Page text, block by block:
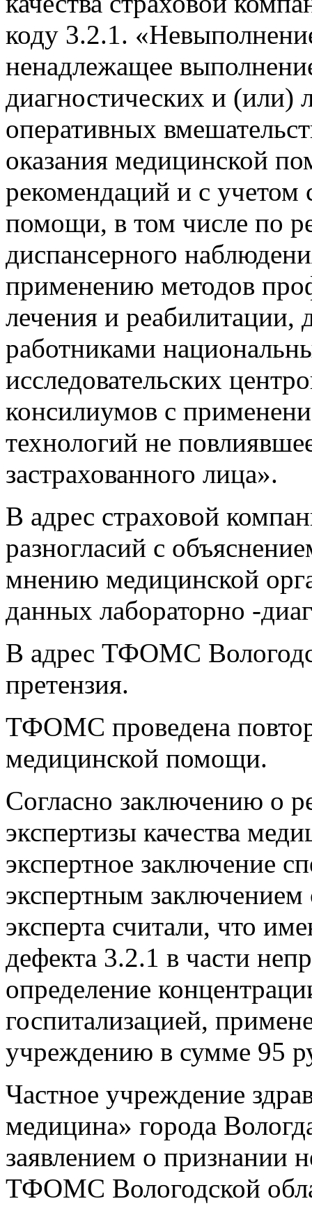
коду 3.2.1.
ненадлежащее
диагностических и (или)
оперативных
оказания медицинской
рекомендаций и с учетом
помощи, в том числе по
диспансерного
применению методов
лечения и
работниками
исследовательских
консилиумов с
технологий не
застрахованного лица».
В адрес страховой
разногласий с
мнению медицинской
данных лабораторно -
В адрес ТФОМС
претензия.
ТФОМС проведена
медицинской помощи.
Согласно заключению о
экспертизы качества
экспертное заключение
экспертным заключением
эксперта считали, что
дефекта 3.2.1 в части
определение
госпитализацией,
учреждению в сумме 95
Частное учреждение
медицина» города
заявлением о признании
ТФОМС Вологодской